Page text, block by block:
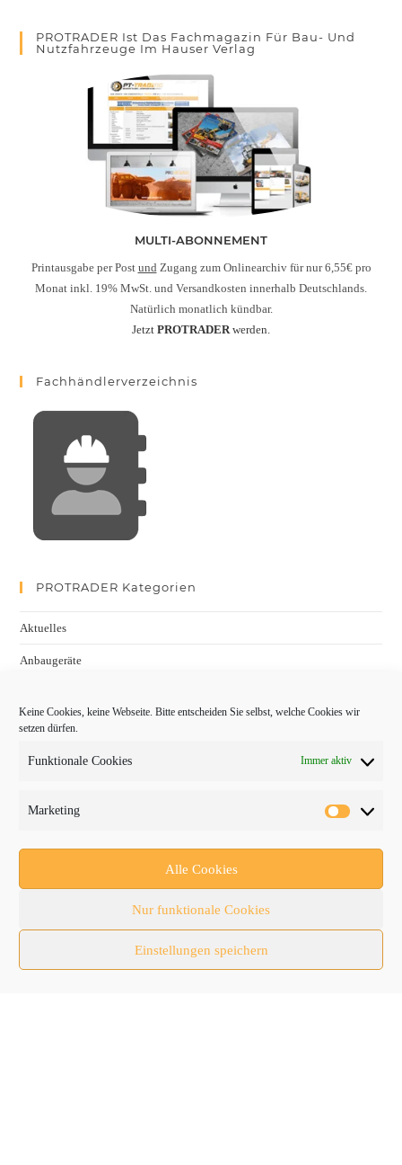
Keine Cookies, keine Webseite. Bitte entscheiden Sie selbst, welche Cookies wir
setzen dürfen.
Funktionale Cookies Immer aktiv
Marketing
Alle Cookies
Nur funktionale Cookies
Einstellungen speichern
PROTRADER Ist Das Fachmagazin Für Bau- Und
Nutzfahrzeuge Im Hauser Verlag
MULTI-ABONNEMENT
Printausgabe per Post und Zugang zum Onlinearchiv für nur 6,55€ pro
Monat inkl. 19% MwSt. und Versandkosten innerhalb Deutschlands.
Natürlich monatlich kündbar.
Jetzt PROTRADERwerden.
Fachhändlerverzeichnis
PROTRADER Kategorien
Aktuelles
Anbaugeräte
Baumaschinen
Fachmessen
Newsletter
Newsticker
RATL 2025 | RecyclingAKTIV & TiefbauLIVE